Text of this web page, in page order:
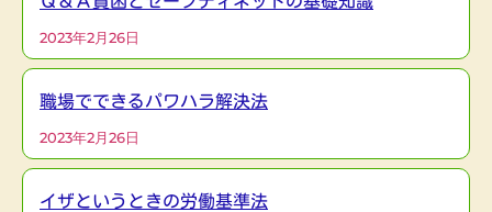
2023年2月26日
職場でできるパワハラ解決法
2023年2月26日
イザというときの労働基準法